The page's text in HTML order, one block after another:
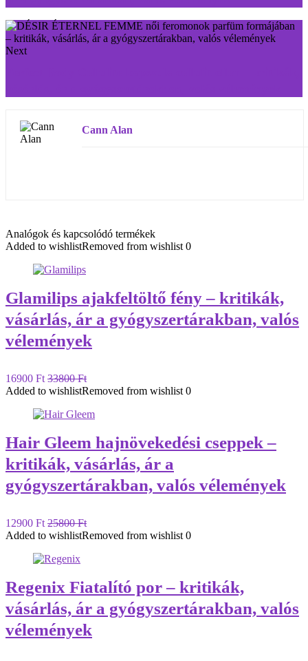
Next
Cann Alan
Analógok és kapcsolódó termékek
Added to wishlistRemoved from wishlist 0
Glamilips ajakfeltöltő fény – kritikák,
vásárlás, ár a gyógyszertárakban, valós
vélemények
16900 Ft 33800 Ft
Added to wishlistRemoved from wishlist 0
Hair Gleem hajnövekedési cseppek –
kritikák, vásárlás, ár a
gyógyszertárakban, valós vélemények
12900 Ft 25800 Ft
Added to wishlistRemoved from wishlist 0
Regenix Fiatalító por – kritikák,
vásárlás, ár a gyógyszertárakban, valós
vélemények